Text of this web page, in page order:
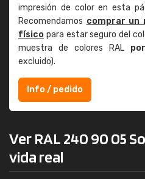
impresión de color en esta
Recomendamos comprar un
físico para estar seguro del
muestra de colores RAL
excluido).
Info / pedido
Ver RAL 240 90 05
vida real